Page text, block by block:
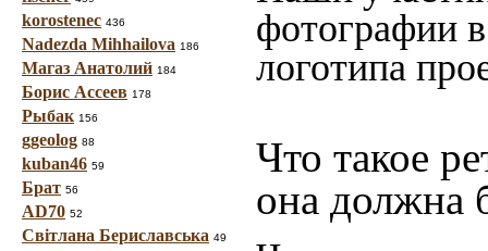
korostenec 436
Nadezda Mihhailova 186
Магаз Анатолий 184
Борис Ассеев 178
Рыбак 156
ggeolog 88
kuban46 59
Брат 56
AD70 52
Світлана Бериславська 49
фотографии
логотипа
Что такое
она должна